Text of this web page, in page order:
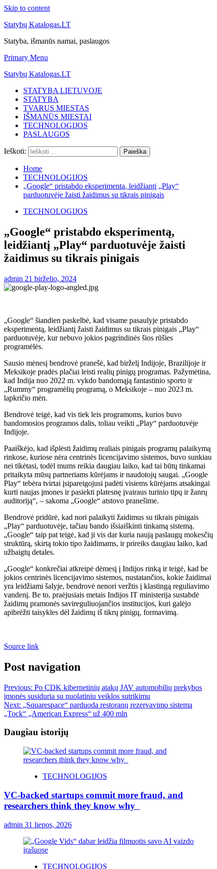
Skip to content
Statybų Katalogas.LT
Statyba, išmanūs namai, paslaugos
Primary Menu
Statybų Katalogas.LT
STATYBA LIETUVOJE
STATYBA
TVARUS MIESTAS
IŠMANŪS MIESTAI
TECHNOLOGIJOS
PASLAUGOS
Ieškoti:
Home
TECHNOLOGIJOS
„Google“ pristabdo eksperimentą, leidžiantį „Play“
parduotuvėje žaisti žaidimus su tikrais pinigais
TECHNOLOGIJOS
„Google“ pristabdo eksperimentą,
leidžiantį „Play“ parduotuvėje žaisti
žaidimus su tikrais pinigais
admin 21 birželio, 2024
„Google“ šiandien paskelbė, kad visame pasaulyje pristabdo
eksperimentą, leidžiantį žaisti žaidimus su tikrais pinigais „Play“
parduotuvėje, kur nebuvo jokios pagrindinės šios rūšies
programėlės.
Sausio mėnesį bendrovė pranešė, kad birželį Indijoje, Brazilijoje ir
Meksikoje pradės plačiai leisti realių pinigų programas. Pažymėtina,
kad Indija nuo 2022 m. vykdo bandomąją fantastinio sporto ir
„Rummy“ programėlių programą, o Meksikoje – nuo ​​2023 m.
lapkričio mėn.
Bendrovė teigė, kad vis tiek leis programoms, kurios buvo
bandomosios programos dalis, toliau veikti „Play“ parduotuvėje
Indijoje.
Paaiškėjo, kad išplėsti žaidimų realiais pinigais programų palaikymą
rinkose, kuriose nėra centrinės licencijavimo sistemos, buvo sunkiau
nei tikėtasi, todėl mums reikia daugiau laiko, kad tai būtų tinkamai
pritaikyta mūsų partneriams kūrėjams ir naudotojų saugai. „Google
Play“ tebėra tvirtai įsipareigojusi padėti visiems kūrėjams atsakingai
kurti naujas įmones ir pasiekti platesnę įvairaus turinio tipų ir žanrų
auditoriją“, – sakoma „Google“ atstovo pranešime.
Bendrovė pridūrė, kad nori palaikyti žaidimus su tikrais pinigais
„Play“ parduotuvėje, tačiau bando išsiaiškinti tinkamą sistemą.
„Google“ taip pat teigė, kad ji vis dar kuria naują paslaugų mokesčių
struktūrą, skirtą tokio tipo žaidimams, ir prireiks daugiau laiko, kad
užbaigtų detales.
„Google“ konkrečiai atkreipė dėmesį į Indijos rinką ir teigė, kad be
jokios centrinės licencijavimo sistemos, nustatančios, kokie žaidimai
yra leidžiami šalyje, bendrovė nenori veržtis į klastingą reguliavimo
vandenį. Be to, praėjusiais metais Indijos IT ministerija sustabdė
žaidimų pramonės savireguliuojančios institucijos, kuri galėjo
apibrėžti taisykles dėl žaidimų iš tikrų pinigų, formavimą.
Source link
Post navigation
Previous: Po CDK kibernetinių atakų JAV automobilių prekybos
įmonės susiduria su nuolatiniu veiklos sutrikimu
Next: „Squarespace“ parduoda restoranų rezervavimo sistemą
„Tock“ „American Express“ už 400 mln
Daugiau istorijų
TECHNOLOGIJOS
VC-backed startups commit more fraud, and
researchers think they know why
admin 31 liepos, 2026
TECHNOLOGIJOS